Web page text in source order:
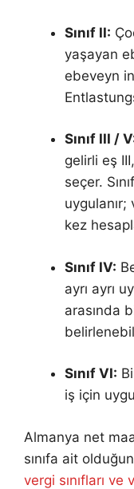
Sınıf II:
yaşayan
ebeveyn
Sınıf III /
gelirli eş
seçer.
uygulanır;
kez
Sınıf IV:
ayrı ayrı
arasında
Sınıf VI:
iş için
Almanya net
sınıfa ait
vergi sınıfları ve